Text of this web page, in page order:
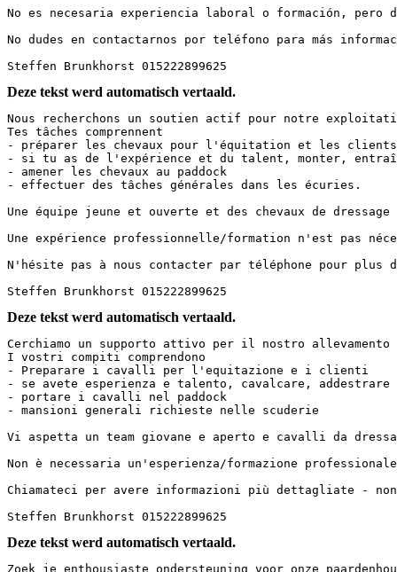
No es necesaria experiencia laboral o formación,
No dudes en contactarnos por teléfono para más
Steffen Brunkhorst 015222899625
Deze tekst werd automatisch vertaald.
Nous recherchons un soutien actif pour notre
Tes tâches comprennent
- préparer les chevaux pour l'équitation et les clients
- si tu as de l'expérience et du talent, monter,
- amener les chevaux au paddock
- effectuer des tâches générales dans les écuries.
Une équipe jeune et ouverte et des chevaux de
Une expérience professionnelle/formation n'est pas
N'hésite pas à nous contacter par téléphone pour plus
Steffen Brunkhorst 015222899625
Deze tekst werd automatisch vertaald.
Cerchiamo un supporto attivo per il nostro
I vostri compiti comprendono
- Preparare i cavalli per l'equitazione e i clienti
- se avete esperienza e talento, cavalcare,
- portare i cavalli nel paddock
- mansioni generali richieste nelle scuderie
Vi aspetta un team giovane e aperto e cavalli da
Non è necessaria un'esperienza/formazione
Chiamateci per avere informazioni più dettagliate -
Steffen Brunkhorst 015222899625
Deze tekst werd automatisch vertaald.
Zoek je enthousiaste ondersteuning voor onze